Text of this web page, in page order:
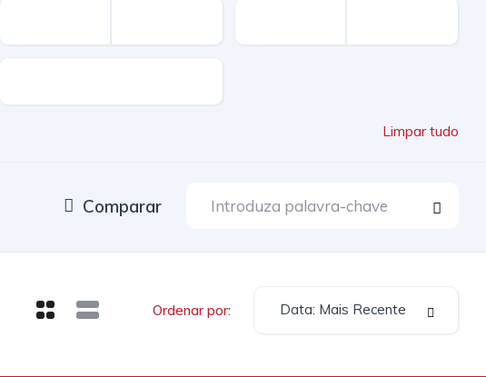
Limpar tudo
Comparar
Ordenar por: Data: Mais Recente